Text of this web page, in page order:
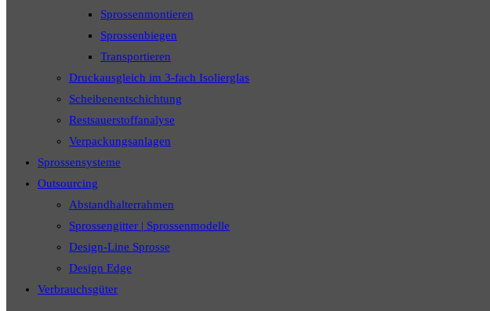
Sprossenmontieren
Sprossenbiegen
Transportieren
Druckausgleich im 3-fach Isolierglas
Scheibenentschichtung
Restsauerstoffanalyse
Verpackungsanlagen
Sprossensysteme
Outsourcing
Abstandhalterrahmen
Sprossengitter | Sprossenmodelle
Design-Line Sprosse
Design Edge
Verbrauchsgüter